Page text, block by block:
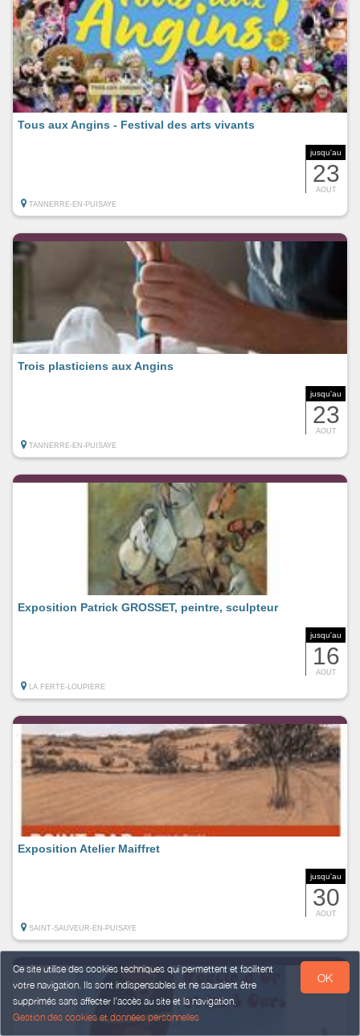
Ce site utilise des cookies techniques qui permettent et facilitent
votre navigation. Ils sont indispensables et ne sauraient être
supprimés sans affecter l’accès au site et la navigation.
Gestion des cookies et données personnelles
OK
jusqu'au
23
AOUT
Tous aux Angins - Festival des arts vivants
TANNERRE-EN-PUISAYE
jusqu'au
23
AOUT
Trois plasticiens aux Angins
TANNERRE-EN-PUISAYE
jusqu'au
16
AOUT
Exposition Patrick GROSSET, peintre, sculpteur
LA FERTE-LOUPIERE
jusqu'au
30
AOUT
Exposition Atelier Maiffret
SAINT-SAUVEUR-EN-PUISAYE